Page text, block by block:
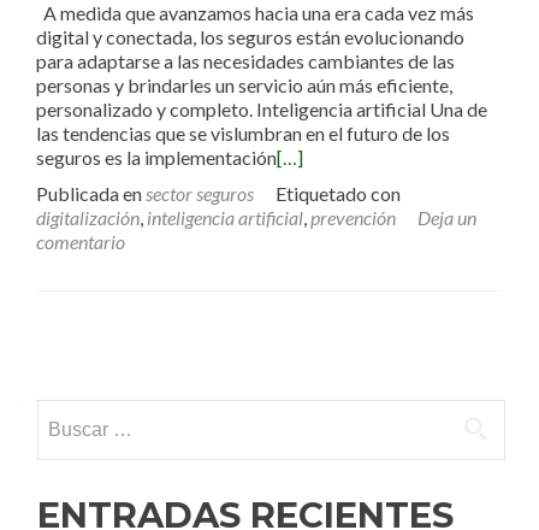
A medida que avanzamos hacia una era cada vez más
digital y conectada, los seguros están evolucionando
para adaptarse a las necesidades cambiantes de las
personas y brindarles un servicio aún más eficiente,
personalizado y completo. Inteligencia artificial Una de
las tendencias que se vislumbran en el futuro de los
seguros es la implementación[…]
Publicada ensector seguros
Etiquetado con
digitalización, inteligencia artificial,prevención
Deja un
comentario
ENTRADAS RECIENTES